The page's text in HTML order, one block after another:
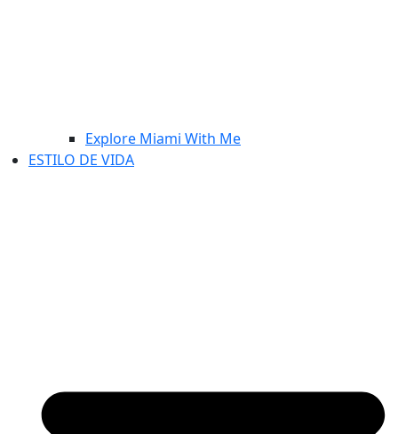
Explore Miami With Me
ESTILO DE VIDA